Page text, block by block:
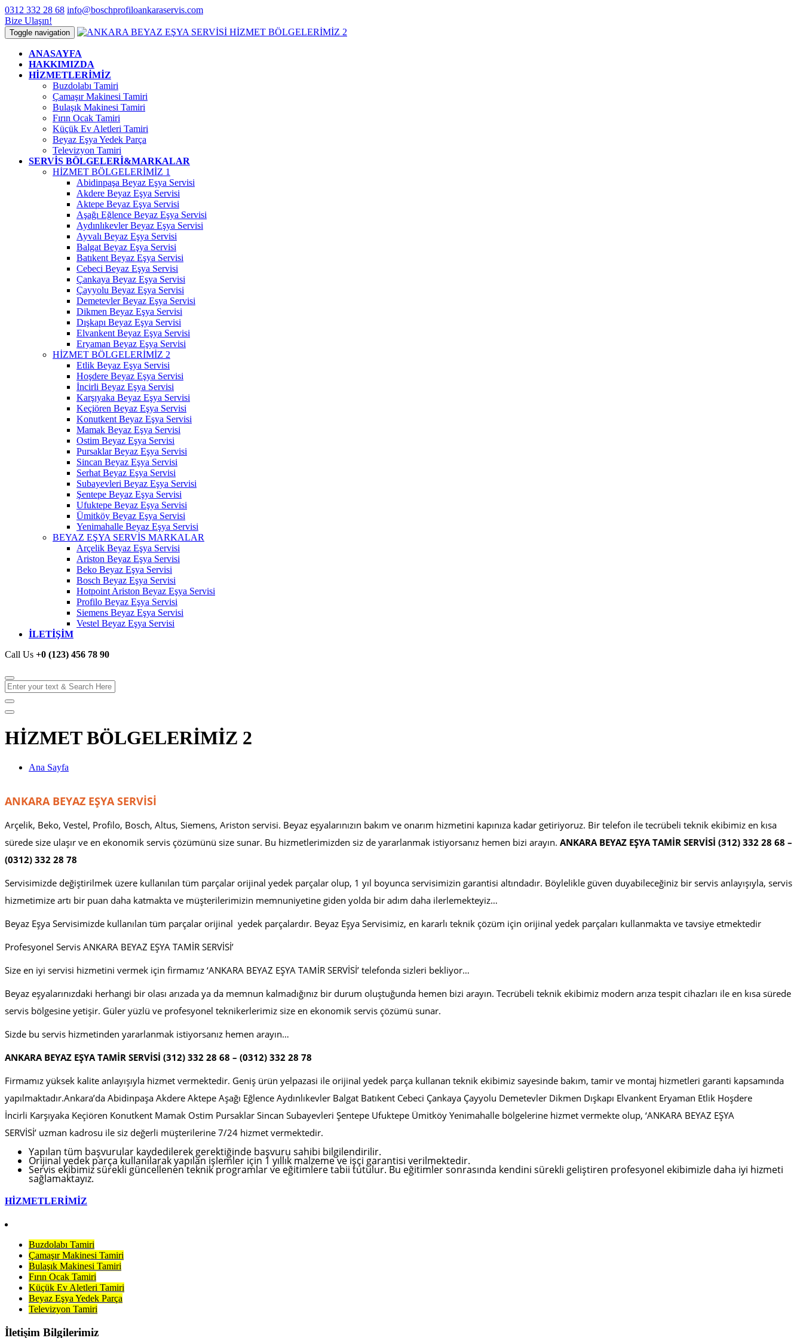
0312 332 28 68 info@boschprofiloankaraservis.com
Bize Ulaşın!
Toggle navigation
ANASAYFA
HAKKIMIZDA
HİZMETLERİMİZ
Buzdolabı Tamiri
Çamaşır Makinesi Tamiri
Bulaşık Makinesi Tamiri
Fırın Ocak Tamiri
Küçük Ev Aletleri Tamiri
Beyaz Eşya Yedek Parça
Televizyon Tamiri
SERVİS BÖLGELERİ&MARKALAR
HİZMET BÖLGELERİMİZ 1
Abidinpaşa Beyaz Eşya Servisi
Akdere Beyaz Eşya Servisi
Aktepe Beyaz Eşya Servisi
Aşağı Eğlence Beyaz Eşya Servisi
Aydınlıkevler Beyaz Eşya Servisi
Ayvalı Beyaz Eşya Servisi
Balgat Beyaz Eşya Servisi
Batıkent Beyaz Eşya Servisi
Cebeci Beyaz Eşya Servisi
Çankaya Beyaz Eşya Servisi
Çayyolu Beyaz Eşya Servisi
Demetevler Beyaz Eşya Servisi
Dikmen Beyaz Eşya Servisi
Dışkapı Beyaz Eşya Servisi
Elvankent Beyaz Eşya Servisi
Eryaman Beyaz Eşya Servisi
HİZMET BÖLGELERİMİZ 2
Etlik Beyaz Eşya Servisi
Hoşdere Beyaz Eşya Servisi
İncirli Beyaz Eşya Servisi
Karşıyaka Beyaz Eşya Servisi
Keçiören Beyaz Eşya Servisi
Konutkent Beyaz Eşya Servisi
Mamak Beyaz Eşya Servisi
Ostim Beyaz Eşya Servisi
Pursaklar Beyaz Eşya Servisi
Sincan Beyaz Eşya Servisi
Serhat Beyaz Eşya Servisi
Subayevleri Beyaz Eşya Servisi
Şentepe Beyaz Eşya Servisi
Ufuktepe Beyaz Eşya Servisi
Ümitköy Beyaz Eşya Servisi
Yenimahalle Beyaz Eşya Servisi
BEYAZ EŞYA SERVİS MARKALAR
Arçelik Beyaz Eşya Servisi
Ariston Beyaz Eşya Servisi
Beko Beyaz Eşya Servisi
Bosch Beyaz Eşya Servisi
Hotpoint Ariston Beyaz Eşya Servisi
Profilo Beyaz Eşya Servisi
Siemens Beyaz Eşya Servisi
Vestel Beyaz Eşya Servisi
İLETİŞİM
Call Us +0 (123) 456 78 90
HİZMET BÖLGELERİMİZ 2
Ana Sayfa
ANKARA BEYAZ EŞYA SERVİSİ
Arçelik, Beko, Vestel, Profilo, Bosch, Altus, Siemens, Ariston servisi. Beyaz eşyalarınızın bakım ve onarım hizmetini kapınıza kadar getiriyoruz. Bir telefon ile tecrübeli teknik ekibimiz en kısa
sürede size ulaşır ve en ekonomik servis çözümünü size sunar. Bu hizmetlerimizden siz de yararlanmak istiyorsanız hemen bizi arayın. ANKARA BEYAZ EŞYA TAMİR SERVİSİ (312) 332 28 68 –
(0312) 332 28 78
Servisimizde değiştirilmek üzere kullanılan tüm parçalar orijinal yedek parçalar olup, 1 yıl boyunca servisimizin garantisi altındadır. Böylelikle güven duyabileceğiniz bir servis anlayışıyla, servis
hizmetimize artı bir puan daha katmakta ve müşterilerimizin memnuniyetine giden yolda bir adım daha ilerlemekteyiz…
Beyaz Eşya Servisimizde kullanılan tüm parçalar orijinal yedek parçalardır. Beyaz Eşya Servisimiz, en kararlı teknik çözüm için orijinal yedek parçaları kullanmakta ve tavsiye etmektedir
Profesyonel Servis ANKARA BEYAZ EŞYA TAMİR SERVİSİ’
Size en iyi servisi hizmetini vermek için firmamız ‘ANKARA BEYAZ EŞYA TAMİR SERVİSİ’ telefonda sizleri bekliyor…
Beyaz eşyalarınızdaki herhangi bir olası arızada ya da memnun kalmadığınız bir durum oluştuğunda hemen bizi arayın. Tecrübeli teknik ekibimiz modern arıza tespit cihazları ile en kısa sürede
servis bölgesine yetişir. Güler yüzlü ve profesyonel teknikerlerimiz size en ekonomik servis çözümü sunar.
Sizde bu servis hizmetinden yararlanmak istiyorsanız hemen arayın…
ANKARA BEYAZ EŞYA TAMİR SERVİSİ (312) 332 28 68 – (0312) 332 28 78
Firmamız yüksek kalite anlayışıyla hizmet vermektedir. Geniş ürün yelpazasi ile orijinal yedek parça kullanan teknik ekibimiz sayesinde bakım, tamir ve montaj hizmetleri garanti kapsamında
yapılmaktadır.Ankara’da Abidinpaşa Akdere Aktepe Aşağı Eğlence Aydınlıkevler Balgat Batıkent Cebeci Çankaya Çayyolu Demetevler Dikmen Dışkapı Elvankent Eryaman Etlik Hoşdere
İncirli Karşıyaka Keçiören Konutkent Mamak Ostim Pursaklar Sincan Subayevleri Şentepe Ufuktepe Ümitköy Yenimahalle bölgelerine hizmet vermekte olup, ‘ANKARA BEYAZ EŞYA
SERVİSİ’ uzman kadrosu ile siz değerli müşterilerine 7/24 hizmet vermektedir.
Yapılan tüm başvurular kaydedilerek gerektiğinde başvuru sahibi bilgilendirilir.
Orijinal yedek parça kullanılarak yapılan işlemler için 1 yıllık malzeme ve işçi garantisi verilmektedir.
Servis ekibimiz sürekli güncellenen teknik programlar ve eğitimlere tabii tutulur. Bu eğitimler sonrasında kendini sürekli geliştiren profesyonel ekibimizle daha iyi hizmeti
sağlamaktayız.
HİZMETLERİMİZ
Buzdolabı Tamiri
Çamaşır Makinesi Tamiri
Bulaşık Makinesi Tamiri
Fırın Ocak Tamiri
Küçük Ev Aletleri Tamiri
Beyaz Eşya Yedek Parça
Televizyon Tamiri
İletişim Bilgilerimiz